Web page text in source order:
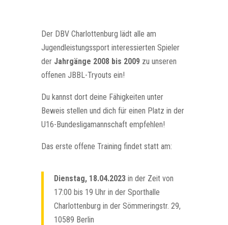
Der DBV Charlottenburg lädt alle am
Jugendleistungssport interessierten Spieler
der Jahrgänge 2008 bis 2009 zu unseren
offenen JBBL-Tryouts ein!
Du kannst dort deine Fähigkeiten unter
Beweis stellen und dich für einen Platz in der
U16-Bundesligamannschaft empfehlen!
Das erste offene Training findet statt am:
Dienstag, 18.04.2023 in der Zeit von
17:00 bis 19 Uhr in der Sporthalle
Charlottenburg in der Sömmeringstr. 29,
10589 Berlin